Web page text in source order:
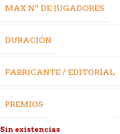
MAX Nº DE JUGADORES
DURACIÓN
FABRICANTE / EDITORIAL
PREMIOS
Sin existencias